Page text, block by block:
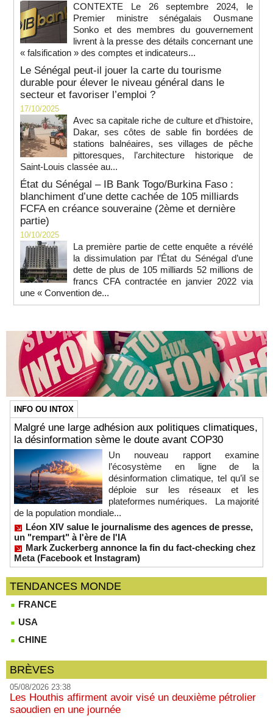
CONTEXTE Le 26 septembre 2024, le
Premier ministre sénégalais Ousmane
Sonko et des membres du gouvernement
livrent à la presse des détails concernant une
« falsification » des comptes et indicateurs...
Le Sénégal peut-il jouer la carte du tourisme
durable pour élever le niveau général dans le
secteur et favoriser l’emploi ?
17/10/2025
Avec sa capitale riche de culture et d’histoire,
Dakar, ses côtes de sable fin bordées de
stations balnéaires, ses villages de pêche
pittoresques, l’architecture historique de
Saint-Louis classée au...
État du Sénégal – IB Bank Togo/Burkina Faso :
blanchiment d’une dette cachée de 105 milliards
FCFA en créance souveraine (2ème et dernière
partie)
10/10/2025
La première partie de cette enquête a révélé
la dissimulation par l’État du Sénégal d’une
dette de plus de 105 milliards 52 millions de
francs CFA contractée en janvier 2022 via
une « Convention de...
INFO OU INTOX
Malgré une large adhésion aux politiques climatiques,
la désinformation sème le doute avant COP30
Un nouveau rapport examine
l’écosystème en ligne de la
désinformation climatique, tel qu’il se
déploie sur les réseaux et les
plateformes numériques. La majorité
de la population mondiale...
Léon XIV salue le journalisme des agences de presse,
un "rempart" à l'ère de l'IA
Mark Zuckerberg annonce la fin du fact-checking chez
Meta (Facebook et Instagram)
TENDANCES MONDE
FRANCE
USA
CHINE
BRÈVES
05/08/2026 23:38
Les Houthis affirment avoir visé un deuxième pétrolier
saoudien en une journée